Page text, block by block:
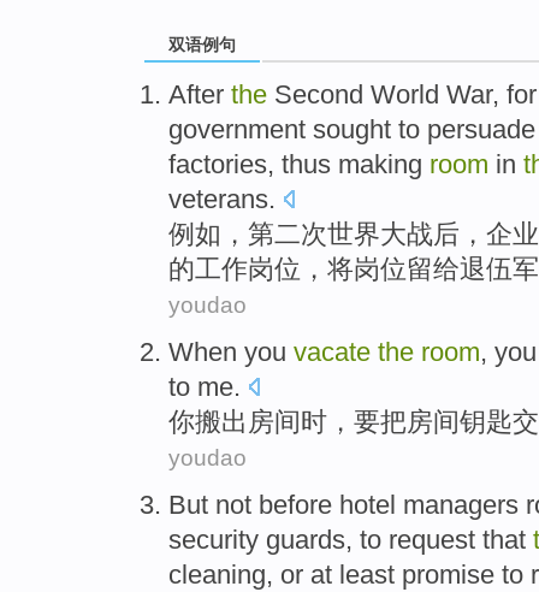
双语例句
After the Second World War,
government sought to persuade
factories, thus making room in
veterans.
例如 ， 第二次世界大战后 ， 企业
的工作岗位， 将岗位留给退伍
youdao
When you vacate the room,
to me.
你搬出 房间时 ， 要把房间钥匙
youdao
But not before hotel managers
security guards, to request that
cleaning, or at least promise to